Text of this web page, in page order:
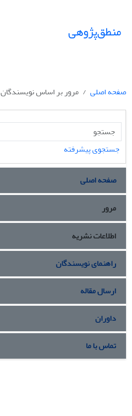
منطق‌پژوهی
صفحه اصلی مرور بر اساس نویسندگان
جستجوی پیشرفته
صفحه اصلی
مرور
اطلاعات نشریه
راهنمای نویسندگان
ارسال مقاله
داوران
تماس با ما